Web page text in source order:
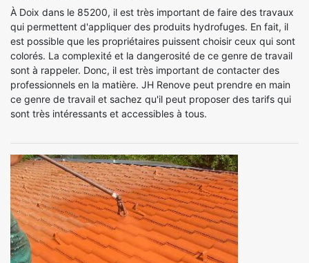
À Doix dans le 85200, il est très important de faire des travaux
qui permettent d'appliquer des produits hydrofuges. En fait, il
est possible que les propriétaires puissent choisir ceux qui sont
colorés. La complexité et la dangerosité de ce genre de travail
sont à rappeler. Donc, il est très important de contacter des
professionnels en la matière. JH Renove peut prendre en main
ce genre de travail et sachez qu'il peut proposer des tarifs qui
sont très intéressants et accessibles à tous.